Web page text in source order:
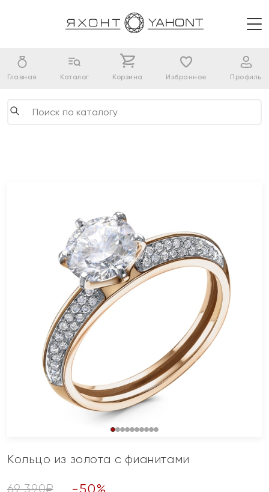
Главная Каталог Корзина Избранное Профиль
Кольцо из золота с фианитами
69 390₽ -50%